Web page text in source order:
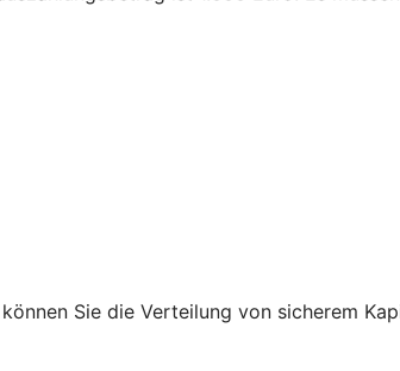
Sie die Verteilung von sicherem